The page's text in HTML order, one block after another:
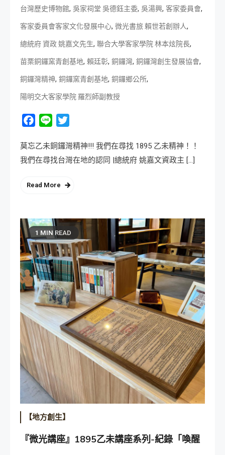
台灣歷史博物館, 吳家祠堂 吳德鈺主委, 吳湯興, 客家委員會,
客家委員會客家文化發展中心, 微光書旅 賴世若創辦人,
總統府 資政 姚嘉文先生, 聯合大學客家學院 林本炫院長,
苗栗銅鑼窯青創基地, 賴廷彰, 銅鑼灣, 銅鑼灣創生發展協會,
銅鑼灣精神, 銅鑼窯青創基地, 銅鑼鄉公所,
陽明交大客家學院 羅烈師副教授
Facebook
Line
莫忘乙未銅鑼灣精神!!! 我們在尋找 1895 乙未精神！！
我們在尋找台灣在地的認同 |總統府 姚嘉文資政主 […]
Read More
1 MIN READ
【地方創生】
『微光講座』1895乙未講座系列-紀錄「喚醒